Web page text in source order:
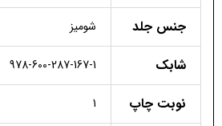
جنس جلد شومیز
شابک 978-600-287-167-1
نوبت چاپ 1